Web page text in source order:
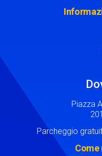
Piazza
Parcheggio